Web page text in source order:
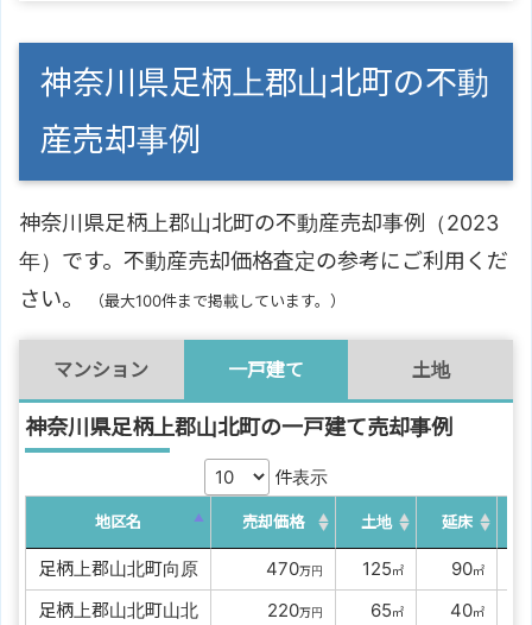
神奈川県足柄上郡山北町の不動
産売却事例
神奈川県足柄上郡山北町の不動産売却事例（2023
年）です。不動産売却価格査定の参考にご利用くだ
さい。
（最大100件まで掲載しています。）
マンション 一戸建て 土地
神奈川県足柄上郡山北町の一戸建て売却事例
件表示
地区名 売却価格 土地 延床
足柄上郡山北町向原 470万円 125㎡ 90㎡
足柄上郡山北町山北
220万円 65㎡ 40㎡